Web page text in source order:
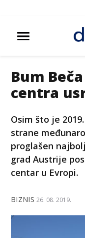
Bum
centra
Osim što je
strane
proglašen
grad Austrije
centar u Evropi.
BIZNIS 26. 08. 2019.